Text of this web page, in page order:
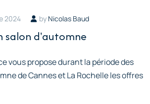
2024 by Nicolas Baud
salon d'automne
vous propose durant la période des
de Cannes et La Rochelle les offres